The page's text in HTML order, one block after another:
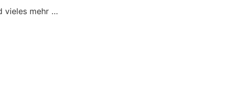
vieles mehr …